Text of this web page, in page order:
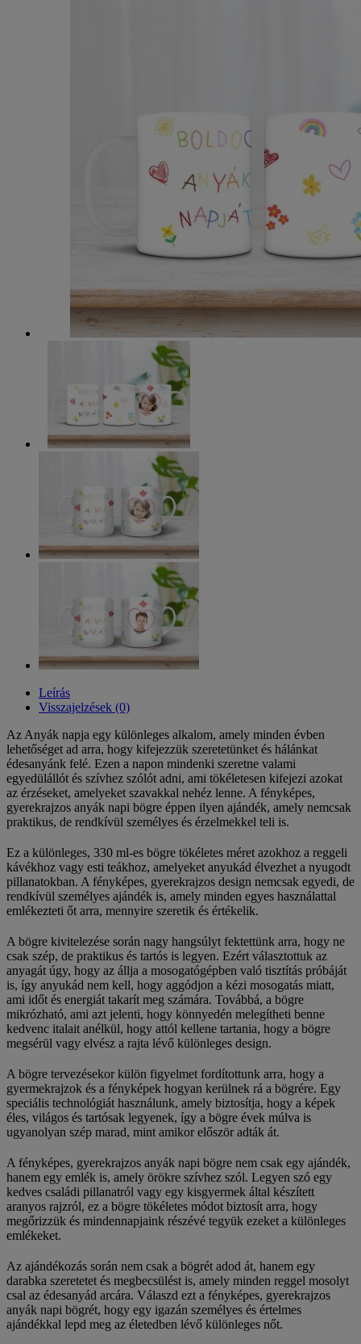
Leírás
Visszajelzések (0)
Az Anyák napja egy különleges alkalom, amely minden évben
lehetőséget ad arra, hogy kifejezzük szeretetünket és hálánkat
édesanyánk felé. Ezen a napon mindenki szeretne valami
egyedülállót és szívhez szólót adni, ami tökéletesen kifejezi azokat
az érzéseket, amelyeket szavakkal nehéz lenne. A fényképes,
gyerekrajzos anyák napi bögre éppen ilyen ajándék, amely nemcsak
praktikus, de rendkívül személyes és érzelmekkel teli is.
Ez a különleges, 330 ml-es bögre tökéletes méret azokhoz a reggeli
kávékhoz vagy esti teákhoz, amelyeket anyukád élvezhet a nyugodt
pillanatokban. A fényképes, gyerekrajzos design nemcsak egyedi, de
rendkívül személyes ajándék is, amely minden egyes használattal
emlékezteti őt arra, mennyire szeretik és értékelik.
A bögre kivitelezése során nagy hangsúlyt fektettünk arra, hogy ne
csak szép, de praktikus és tartós is legyen. Ezért választottuk az
anyagát úgy, hogy az állja a mosogatógépben való tisztítás próbáját
is, így anyukád nem kell, hogy aggódjon a kézi mosogatás miatt,
ami időt és energiát takarít meg számára. Továbbá, a bögre
mikrózható, ami azt jelenti, hogy könnyedén melegítheti benne
kedvenc italait anélkül, hogy attól kellene tartania, hogy a bögre
megsérül vagy elvész a rajta lévő különleges design.
A bögre tervezésekor külön figyelmet fordítottunk arra, hogy a
gyermekrajzok és a fényképek hogyan kerülnek rá a bögrére. Egy
speciális technológiát használunk, amely biztosítja, hogy a képek
éles, világos és tartósak legyenek, így a bögre évek múlva is
ugyanolyan szép marad, mint amikor először adták át.
A fényképes, gyerekrajzos anyák napi bögre nem csak egy ajándék,
hanem egy emlék is, amely örökre szívhez szól. Legyen szó egy
kedves családi pillanatról vagy egy kisgyermek által készített
aranyos rajzról, ez a bögre tökéletes módot biztosít arra, hogy
megőrizzük és mindennapjaink részévé tegyük ezeket a különleges
emlékeket.
Az ajándékozás során nem csak a bögrét adod át, hanem egy
darabka szeretetet és megbecsülést is, amely minden reggel mosolyt
csal az édesanyád arcára. Válaszd ezt a fényképes, gyerekrajzos
anyák napi bögrét, hogy egy igazán személyes és értelmes
ajándékkal lepd meg az életedben lévő különleges nőt.